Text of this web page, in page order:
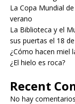
La Copa Mundial
verano
La Biblioteca y el
sus puertas el 18
¿Cómo hacen miel
¿El hielo es roca?
Recent
No hay